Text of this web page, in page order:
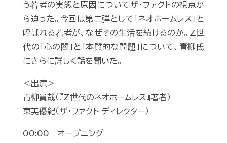
う若者の実態と原因についてザ・ファクトの視点か
ら迫った。今回は第二弾として「ネオホームレス」と
呼ばれる若者が、なぜその生活を続けるのか。Z世
代の「心の闇」と「本質的な問題」について、青柳氏
にさらに詳しく話を聞いた。
＜出演＞
青柳貴哉（『Z世代のネオホームレス』著者）
東美優紀（ザ・ファクト ディレクター）
00:00 オープニング